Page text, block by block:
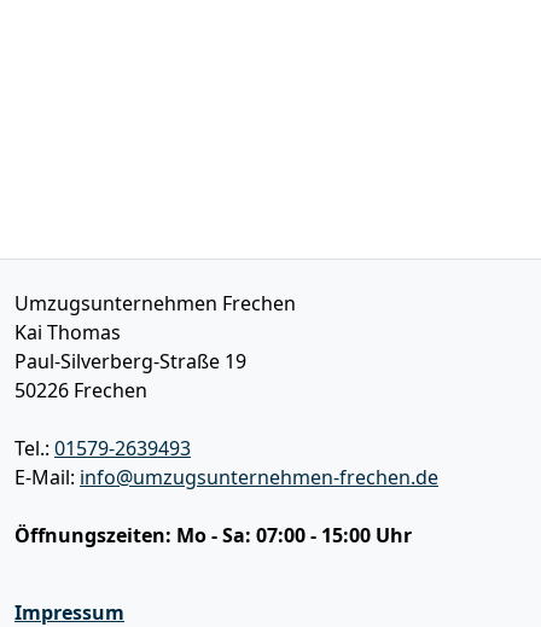
Umzugsunternehmen Frechen
Kai Thomas
Paul-Silverberg-Straße 19
50226 Frechen
Tel.: 01579-2639493
E-Mail: info@umzugsunternehmen-frechen.de
Öffnungszeiten: Mo - Sa: 07:00 - 15:00 Uhr
Impressum